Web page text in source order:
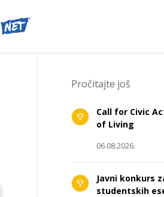
Pročitajte još
Call for Civic
of Living
06.08.2026.
Javni konkurs
studentskih